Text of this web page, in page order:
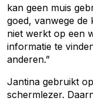
kan geen muis
goed, vanwege
niet werkt op een
informatie te
anderen.”
Jantina gebruikt
schermlezer.